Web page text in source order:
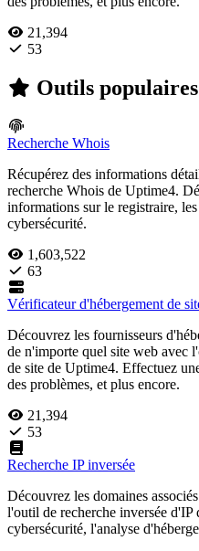
21,394
53
Outils populaires
Recherche Whois
Récupérez des informations
recherche Whois de Uptime4.
informations sur le registraire,
cybersécurité.
1,603,522
63
Vérificateur d'hébergement de
Découvrez les fournisseurs
de n'importe quel site web avec
de site de Uptime4. Effectuez
des problèmes, et plus encore.
21,394
53
Recherche IP inversée
Découvrez les domaines
l'outil de recherche inversée
cybersécurité, l'analyse